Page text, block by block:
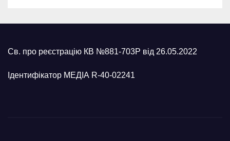
Св. про реєстрацію КВ №881-703Р від 26.05.2022
Ідентифікатор МЕДІА R-40-02241